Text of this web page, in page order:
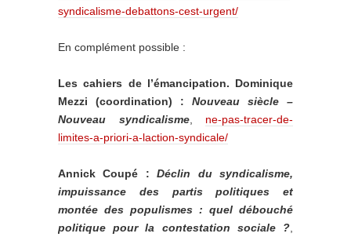
syndicalisme-debattons-cest-urgent/
En complément possible :
Les cahiers de l’émancipation. Dominique
Mezzi (coordination) :
Nouveau siècle –
Nouveau syndicalisme, ne-pas-tracer-de-
limites-a-priori-a-laction-syndicale/
Annick Coupé :
Déclin du syndicalisme,
impuissance des partis politiques et
montée des populismes : quel débouché
politique pour la contestation sociale ?